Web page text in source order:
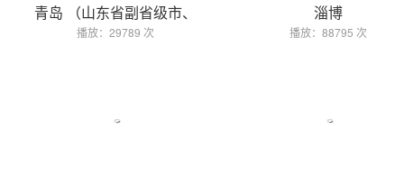
青岛 （山东省副省级市、
播放：29789 次
淄博
播放：88795 次